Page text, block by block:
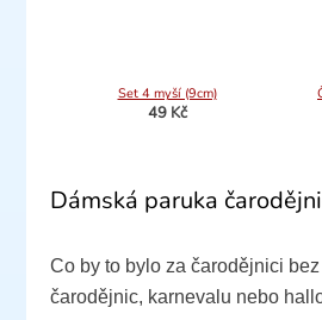
Set 4 myší (9cm)
49 Kč
Dámská paruka
Co by to bylo za čarodějnici
čarodějnic, karnevalu nebo